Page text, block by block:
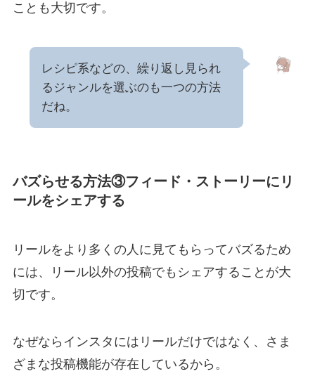
ことも大切です。
レシピ系などの、繰り返し見られ
るジャンルを選ぶのも一つの方法
だね。
バズらせる方法③フィード・ストーリーにリ
ールをシェアする
リールをより多くの人に見てもらってバズるため
には、リール以外の投稿でもシェアすることが大
切です。
なぜならインスタにはリールだけではなく、さま
ざまな投稿機能が存在しているから。